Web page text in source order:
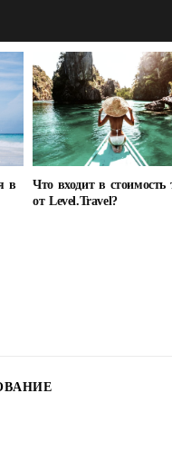
в
Что входит в стоимость
от Level.Travel?